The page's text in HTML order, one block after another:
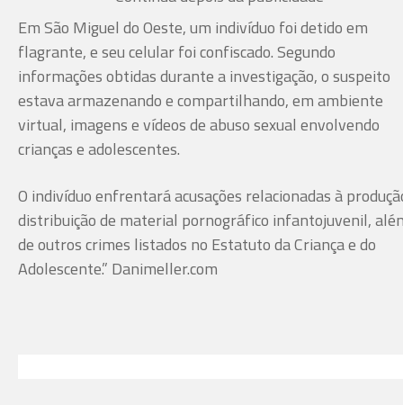
Em São Miguel do Oeste, um indivíduo foi detido em
flagrante, e seu celular foi confiscado. Segundo
informações obtidas durante a investigação, o suspeito
estava armazenando e compartilhando, em ambiente
virtual, imagens e vídeos de abuso sexual envolvendo
crianças e adolescentes.
O indivíduo enfrentará acusações relacionadas à
distribuição de material pornográfico infantojuvenil,
de outros crimes listados no Estatuto da Criança e do
Adolescente.” Danimeller.com